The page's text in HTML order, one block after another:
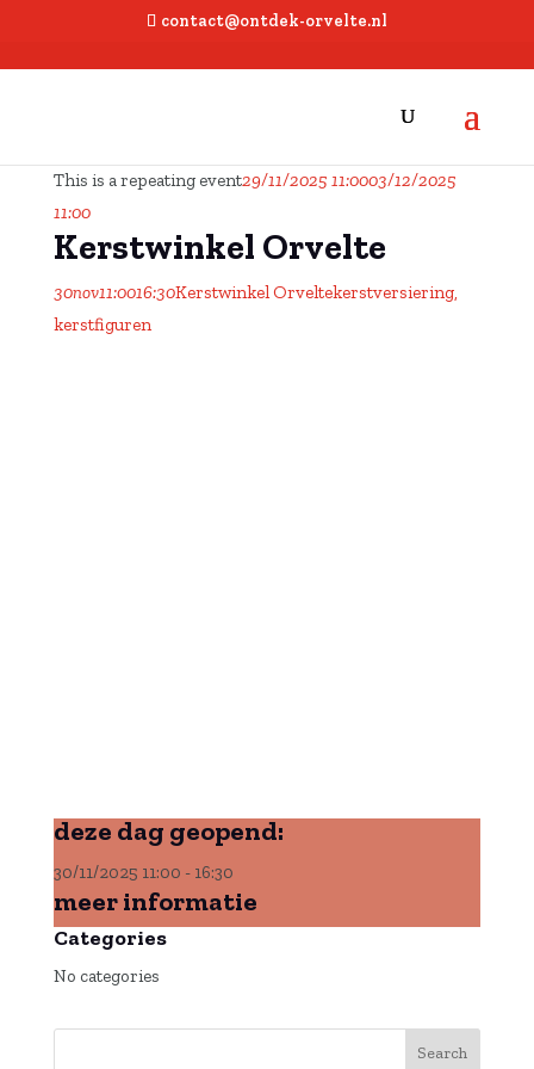
contact@ontdek-orvelte.nl
This is a repeating event29/11/2025 11:0003/12/2025
11:00
Kerstwinkel Orvelte
30nov11:0016:30Kerstwinkel Orveltekerstversiering,
kerstfiguren
deze dag geopend:
30/11/2025 11:00 - 16:30
meer informatie
Categories
No categories
Search